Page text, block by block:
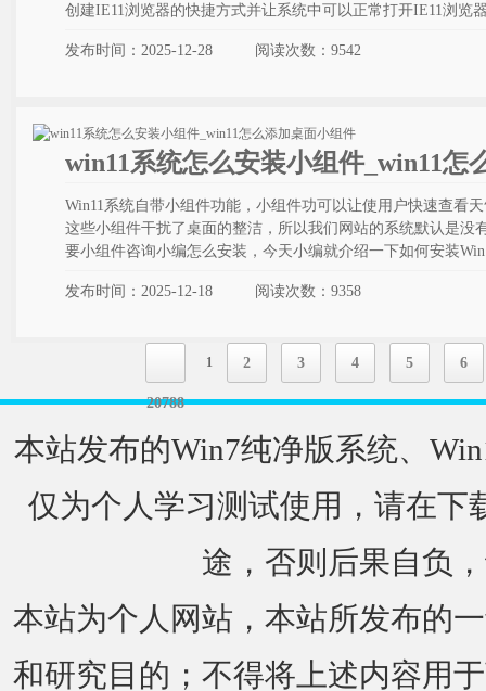
创建IE11浏览器的快捷方式并让系统中可以正常打开IE11浏览
发布时间：2025-12-28 阅读次数： 9542
win11系统怎么安装小组件_win11怎
Win11系统自带小组件功能，小组件功可以让使用户快速查看
这些小组件干扰了桌面的整洁，所以我们网站的系统默认是没
要小组件咨询小编怎么安装，今天小编就介绍一下如何安装
发布时间：2025-12-18 阅读次数： 9358
20788
1 2 3 4 5 6
本站发布的Win7纯净版系统、
仅为个人学习测试使用，请在下
途，否则后果自负
本站为个人网站，本站所发布的
和研究目的；不得将上述内容用